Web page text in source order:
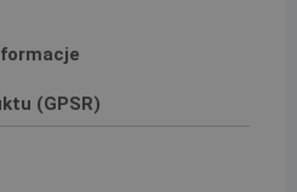
(GPSR)